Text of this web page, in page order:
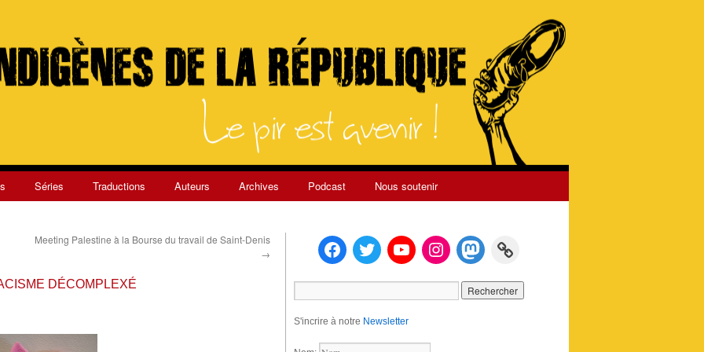
Séries Traductions Auteurs Archives Podcast Nous soutenir
Meeting Palestine à la Bourse du travail de Saint-Denis
→
DÉCOMPLEXÉ
S'incrire à notre Newsletter